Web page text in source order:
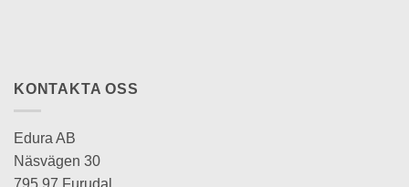
KONTAKTA OSS
Edura AB
Näsvägen 30
795 97 Furudal